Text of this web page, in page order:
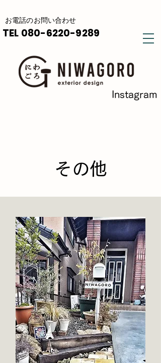
​お電話のお問い合わせ
TEL 080-6220-9289
Instagram
​その他